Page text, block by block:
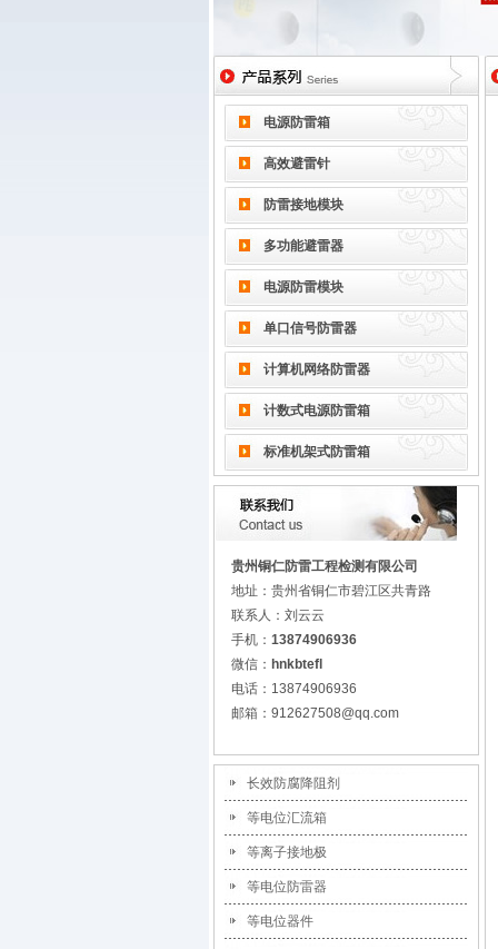
电源防雷箱
高效避雷针
防雷接地模块
多功能避雷器
电源防雷模块
单口信号防雷器
计算机网络防雷器
计数式电源防雷箱
标准机架式防雷箱
贵州铜仁防雷工程检测有限公司
地址：贵州省铜仁市碧江区共青路
联系人：刘云云
手机： 13874906936
微信： hnkbtefl
电话：13874906936
邮箱：912627508@qq.com
长效防腐降阻剂
等电位汇流箱
等离子接地极
等电位防雷器
等电位器件